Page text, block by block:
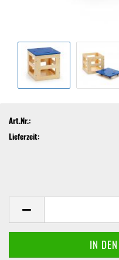
Art.Nr.:
Lieferzeit: